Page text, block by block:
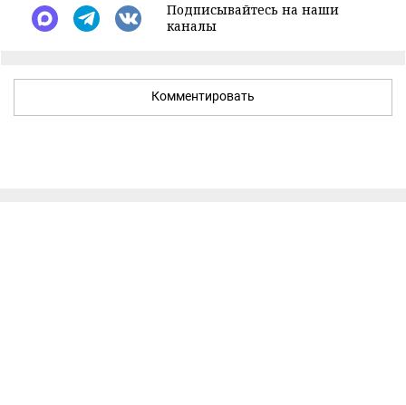
Подписывайтесь на наши
каналы
Комментировать